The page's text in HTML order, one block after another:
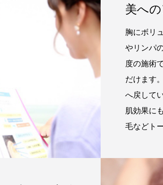
美への
胸にボリ
やリンパ
度の施術
だけます
へ戻して
肌効果に
毛などト